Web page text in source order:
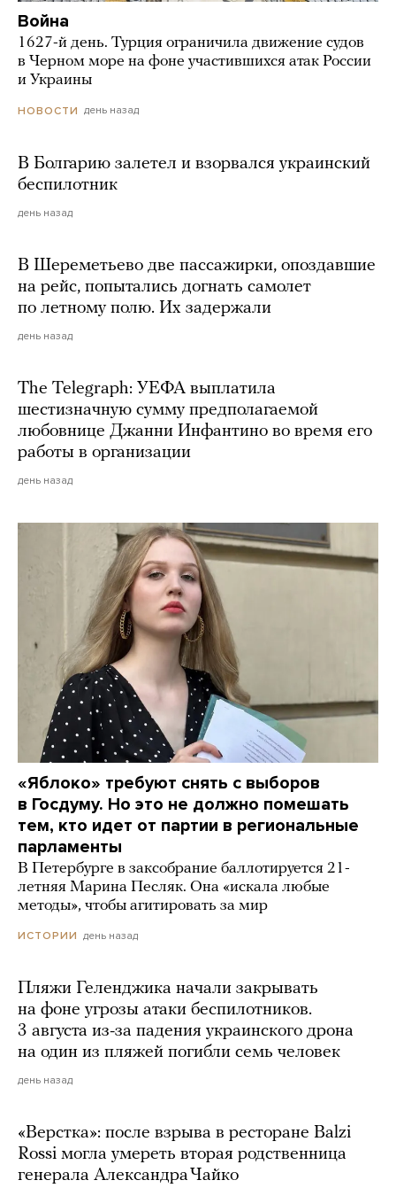
Война
1627-й день. Турция ограничила движение судов
в Черном море на фоне участившихся атак России
и Украины
НОВОСТИ день назад
В Болгарию залетел и взорвался украинский
беспилотник
день назад
В Шереметьево две пассажирки, опоздавшие
на рейс, попытались догнать самолет
по летному полю. Их задержали
день назад
The Telegraph: УЕФА выплатила
шестизначную сумму предполагаемой
любовнице Джанни Инфантино во время его
работы в организации
день назад
«Яблоко» требуют снять с выборов
в Госдуму. Но это не должно помешать
тем, кто идет от партии в региональные
парламенты
В Петербурге в заксобрание баллотируется 21-
летняя Марина Песляк. Она «искала любые
методы», чтобы агитировать за мир
ИСТОРИИ день назад
Пляжи Геленджика начали закрывать
на фоне угрозы атаки беспилотников.
3 августа из-за падения украинского дрона
на один из пляжей погибли семь человек
день назад
«Верстка»: после взрыва в ресторане Balzi
Rossi могла умереть вторая родственница
генерала Александра Чайко